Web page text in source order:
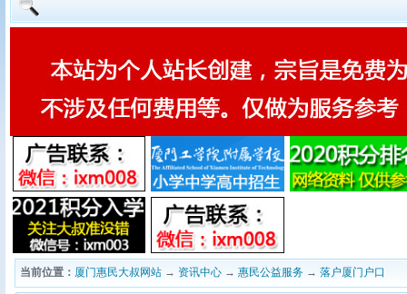
当前位置： 厦门惠民大叔网站 → 资讯中心 → 惠民公益服务 → 落户厦门户口